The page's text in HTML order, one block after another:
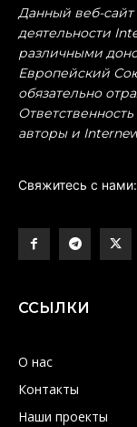
Данный веб-сайт
деятельности
различными
Европейский
обязательно
авторы и
Свяжитесь с нами:
ССЫЛКИ
О нас
Контакты
Наши проекты